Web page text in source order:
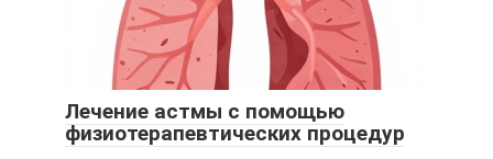
Лечение астмы с помощью
физиотерапевтических процедур